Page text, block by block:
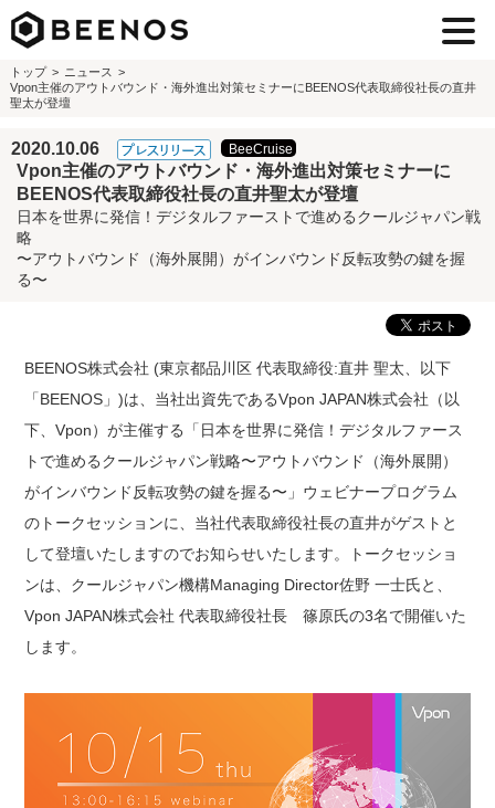
トップ
ニュース
Vpon主催のアウトバウンド・海外進出対策セミナーにBEENOS代表取締役社長の直井
聖太が登壇
2020.10.06
Vpon主催のアウトバウンド・海外進出対策セミナーに
BEENOS代表取締役社長の直井聖太が登壇
日本を世界に発信！デジタルファーストで進めるクールジャパン戦
略
〜アウトバウンド（海外展開）がインバウンド反転攻勢の鍵を握
る〜
BEENOS株式会社 (東京都品川区 代表取締役:直井 聖太、以下
「BEENOS」)は、当社出資先であるVpon JAPAN株式会社（以
下、Vpon）が主催する「日本を世界に発信！デジタルファース
トで進めるクールジャパン戦略〜アウトバウンド（海外展開）
がインバウンド反転攻勢の鍵を握る〜」ウェビナープログラム
のトークセッションに、当社代表取締役社長の直井がゲストと
して登壇いたしますのでお知らせいたします。トークセッショ
ンは、クールジャパン機構Managing Director佐野 一士氏と、
Vpon JAPAN株式会社 代表取締役社長 篠原氏の3名で開催いた
します。